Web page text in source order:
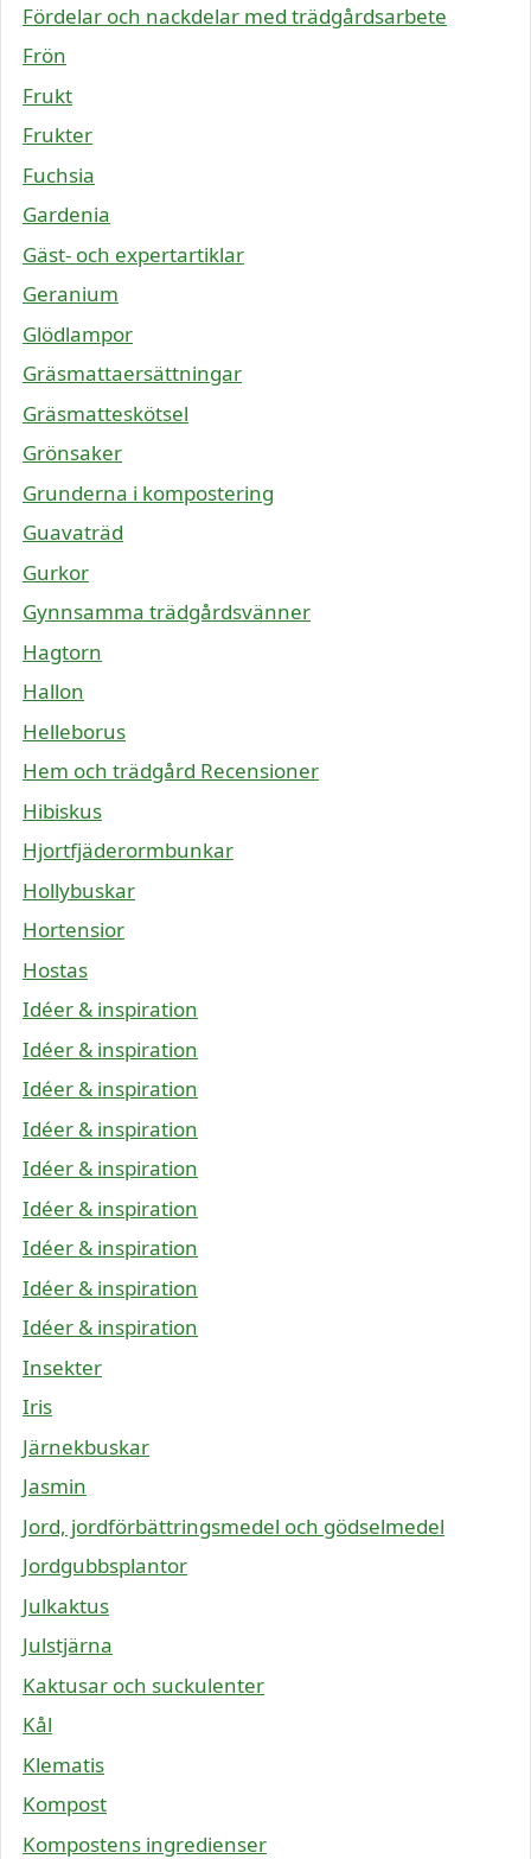
Fördelar och nackdelar med trädgårdsarbete
Frön
Frukt
Frukter
Fuchsia
Gardenia
Gäst- och expertartiklar
Geranium
Glödlampor
Gräsmattaersättningar
Gräsmatteskötsel
Grönsaker
Grunderna i kompostering
Guavaträd
Gurkor
Gynnsamma trädgårdsvänner
Hagtorn
Hallon
Helleborus
Hem och trädgård Recensioner
Hibiskus
Hjortfjäderormbunkar
Hollybuskar
Hortensior
Hostas
Idéer & inspiration
Idéer & inspiration
Idéer & inspiration
Idéer & inspiration
Idéer & inspiration
Idéer & inspiration
Idéer & inspiration
Idéer & inspiration
Idéer & inspiration
Insekter
Iris
Järnekbuskar
Jasmin
Jord, jordförbättringsmedel och gödselmedel
Jordgubbsplantor
Julkaktus
Julstjärna
Kaktusar och suckulenter
Kål
Klematis
Kompost
Kompostens ingredienser